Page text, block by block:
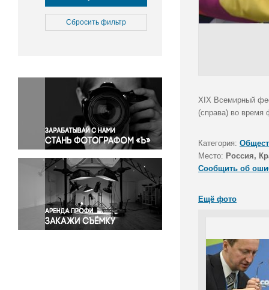
Культура
Медицина
Окружающая среда
Политика
Правосудие
Происшествия и конфликты
Религия
Светская жизнь
Спорт
Экология
Экономика и бизнес
Сбросить фильтр
XIX Всемирный
(справа) во время
Категория:
Место: Россия,
Сообщить об
Ещё фото